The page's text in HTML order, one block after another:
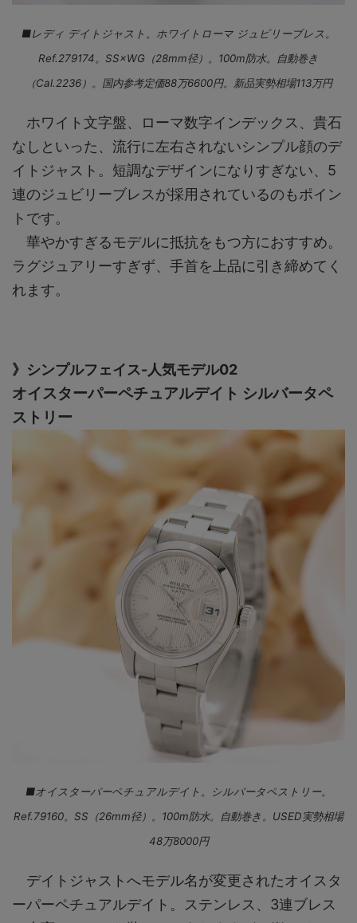
■レディ デイトジャスト。ホワイトローマ ジュビリーブレス。
Ref.279174。SS×WG（28mm径）。100m防水。自動巻き
（Cal.2236）。国内参考定価88万6600円。新品実勢相場113万円
ホワイト文字盤、ローマ数字インデックス、貴石
なしといった、流行に左右されないシンプル顔のデ
イトジャスト。短調なデザインになりすぎない、5
連のジュビリーブレスが採用されているのもポイン
トです。
華やかすぎるモデルに抵抗をもつ方におすすめ。
ラグジュアリーすぎず、手首を上品に引き締めてく
れます。
》シンプルフェイス-人気モデル02
オイスターパーペチュアルデイト シルバータペ
ストリー
■オイスターパーペチュアルデイト。シルバータペストリー。
Ref.79160。SS（26mm径）。100m防水。自動巻き。USED実勢相場
48万8000円
デイトジャストへモデル名が変更されたオイスタ
ーパーペチュアルデイト。ステンレス、3連ブレス